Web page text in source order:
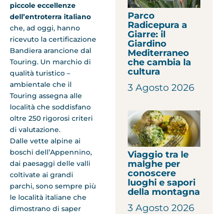
piccole eccellenze
dell’entroterra italiano
che, ad oggi, hanno
ricevuto la certificazione
Bandiera arancione dal
Touring. Un marchio di
qualità turistico –
ambientale che il
Touring assegna alle
località che soddisfano
oltre 250 rigorosi criteri
di valutazione.
Dalle vette alpine ai
boschi dell’Appennino,
dai paesaggi delle valli
coltivate ai grandi
parchi, sono sempre più
le località italiane che
dimostrano di saper
Parco
Radicepura a
Giarre: il
Giardino
Mediterraneo
che cambia la
cultura
3 Agosto 2026
Viaggio tra le
malghe per
conoscere
luoghi e sapori
della montagna
3 Agosto 2026